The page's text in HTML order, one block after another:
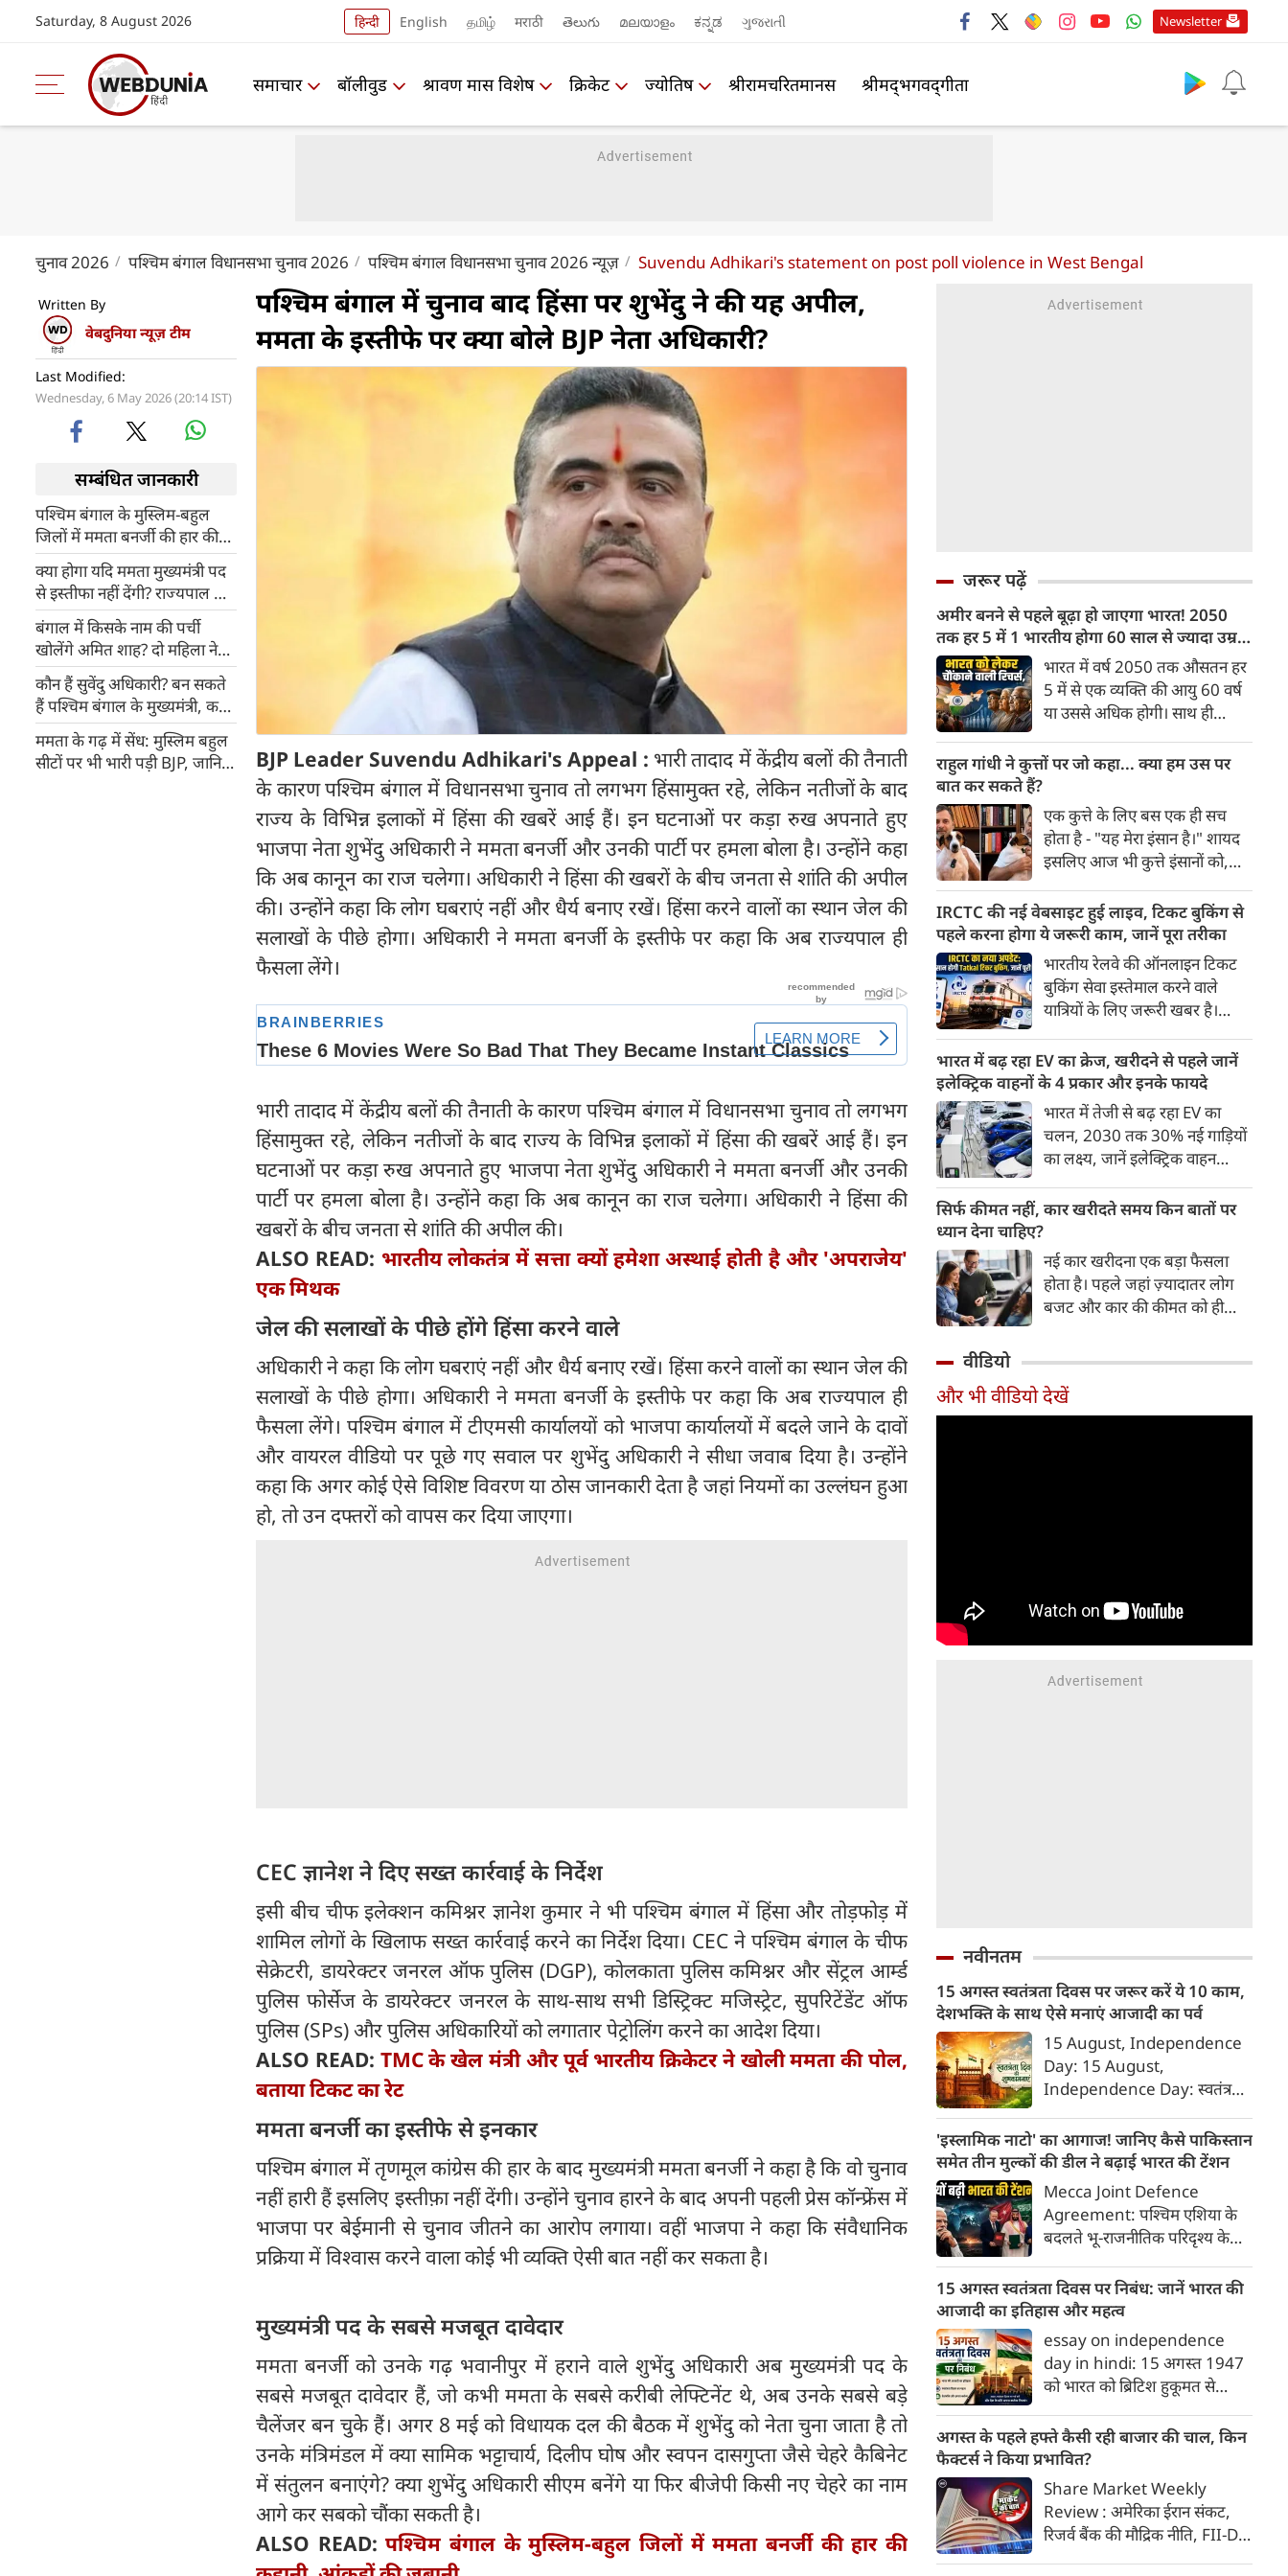
Saturday, 8 August 2026 हिन्दी English தமிழ் मराठी తెలుగు മലയാളം ಕನ್ನಡ ગુજરાતી Newsletter
समाचार बॉलीवुड श्रावण मास विशेष क्रिकेट ज्योतिष श्रीरामचरितमानस श्रीमद्‍भगवद्‍गीता
चुनाव 2026 पश्चिम बंगाल विधानसभा चुनाव 2026 पश्चिम बंगाल विधानसभा चुनाव 2026 न्यूज़ Suvendu Adhikari's statement on post poll violence in West Bengal
Written By
वेबदुनिया न्यूज़ टीम
Last Modified:
Wednesday, 6 May 2026 (20:14 IST)
सम्बंधित जानकारी
पश्चिम बंगाल के मुस्लिम-बहुल
जिलों में ममता बनर्जी की हार की
कहानी, आंकड़ों की जुबानी
क्या होगा यदि ममता मुख्‍यमंत्री पद
से इस्तीफा नहीं देंगी? राज्यपाल के
पास हैं ये खास अधिकार
बंगाल में किसके नाम की पर्ची
खोलेंगे अमित शाह? दो महिला नेता
भी मुख्‍यमंत्री पद की दौड़ में
कौन हैं सुवेंदु अधिकारी? बन सकते
हैं पश्चिम बंगाल के मुख्‍यमंत्री, कहा
जाता है बंगाल का योगी
ममता के गढ़ में सेंध: मुस्लिम बहुल
सीटों पर भी भारी पड़ी BJP, जानिए
पश्चिम बंगाल में चुनाव बाद हिंसा पर शुभेंदु ने की यह अपील,
ममता के इस्‍तीफे पर क्‍या बोले BJP नेता अधिकारी?
BJP Leader Suvendu Adhikari's Appeal : भारी तादाद में केंद्रीय बलों की तैनाती
के कारण पश्चिम बंगाल में विधानसभा चुनाव तो लगभग हिंसामुक्त रहे, लेकिन नतीजों के बाद
राज्य के विभिन्न इलाकों में हिंसा की खबरें आई हैं। इन घटनाओं पर कड़ा रुख अपनाते हुए
भाजपा नेता शुभेंदु अधिकारी ने ममता बनर्जी और उनकी पार्टी पर हमला बोला है। उन्होंने कहा
कि अब कानून का राज चलेगा। अधिकारी ने हिंसा की खबरों के बीच जनता से शांति की अपील
की। उन्होंने कहा कि लोग घबराएं नहीं और धैर्य बनाए रखें। हिंसा करने वालों का स्थान जेल की
सलाखों के पीछे होगा। अधिकारी ने ममता बनर्जी के इस्तीफे पर कहा कि अब राज्यपाल ही
फैसला लेंगे।
भारी तादाद में केंद्रीय बलों की तैनाती के कारण पश्चिम बंगाल में विधानसभा चुनाव तो लगभग
हिंसामुक्त रहे, लेकिन नतीजों के बाद राज्य के विभिन्न इलाकों में हिंसा की खबरें आई हैं। इन
घटनाओं पर कड़ा रुख अपनाते हुए भाजपा नेता शुभेंदु अधिकारी ने ममता बनर्जी और उनकी
पार्टी पर हमला बोला है। उन्होंने कहा कि अब कानून का राज चलेगा। अधिकारी ने हिंसा की
खबरों के बीच जनता से शांति की अपील की।
ALSO READ: भारतीय लोकतंत्र में सत्ता क्यों हमेशा अस्थाई होती है और 'अपराजेय'
एक मिथक
जेल की सलाखों के पीछे होंगे हिंसा करने वाले
अधिकारी ने कहा कि लोग घबराएं नहीं और धैर्य बनाए रखें। हिंसा करने वालों का स्थान जेल की
सलाखों के पीछे होगा। अधिकारी ने ममता बनर्जी के इस्तीफे पर कहा कि अब राज्यपाल ही
फैसला लेंगे। पश्चिम बंगाल में टीएमसी कार्यालयों को भाजपा कार्यालयों में बदले जाने के दावों
और वायरल वीडियो पर पूछे गए सवाल पर शुभेंदु अधिकारी ने सीधा जवाब दिया है। उन्होंने
कहा कि अगर कोई ऐसे विशिष्ट विवरण या ठोस जानकारी देता है जहां नियमों का उल्लंघन हुआ
हो, तो उन दफ्तरों को वापस कर दिया जाएगा।
CEC ज्ञानेश ने दिए सख्त कार्रवाई के निर्देश
इसी बीच चीफ इलेक्शन कमिश्नर ज्ञानेश कुमार ने भी पश्चिम बंगाल में हिंसा और तोड़फोड़ में
शामिल लोगों के खिलाफ सख्त कार्रवाई करने का निर्देश दिया। CEC ने पश्चिम बंगाल के चीफ
सेक्रेटरी, डायरेक्टर जनरल ऑफ पुलिस (DGP), कोलकाता पुलिस कमिश्नर और सेंट्रल आर्म्ड
पुलिस फोर्सेज के डायरेक्टर जनरल के साथ-साथ सभी डिस्ट्रिक्ट मजिस्ट्रेट, सुपरिटेंडेंट ऑफ
पुलिस (SPs) और पुलिस अधिकारियों को लगातार पेट्रोलिंग करने का आदेश दिया।
ALSO READ: TMC के खेल मंत्री और पूर्व भारतीय क्रिकेटर ने खोली ममता की पोल,
बताया टिकट का रेट
ममता बनर्जी का इस्‍तीफे से इनकार
पश्चिम बंगाल में तृणमूल कांग्रेस की हार के बाद मुख्यमंत्री ममता बनर्जी ने कहा है कि वो चुनाव
नहीं हारी हैं इसलिए इस्तीफ़ा नहीं देंगी। उन्होंने चुनाव हारने के बाद अपनी पहली प्रेस कॉन्फ्रेंस में
भाजपा पर बेईमानी से चुनाव जीतने का आरोप लगाया। वहीं भाजपा ने कहा कि संवैधानिक
प्रक्रिया में विश्वास करने वाला कोई भी व्यक्ति ऐसी बात नहीं कर सकता है।
मुख्यमंत्री पद के सबसे मजबूत दावेदार
ममता बनर्जी को उनके गढ़ भवानीपुर में हराने वाले शुभेंदु अधिकारी अब मुख्यमंत्री पद के
सबसे मजबूत दावेदार हैं, जो कभी ममता के सबसे करीबी लेफ्टिनेंट थे, अब उनके सबसे बड़े
चैलेंजर बन चुके हैं। अगर 8 मई को विधायक दल की बैठक में शुभेंदु को नेता चुना जाता है तो
उनके मंत्रिमंडल में क्या सामिक भट्टाचार्य, दिलीप घोष और स्वपन दासगुप्ता जैसे चेहरे कैबिनेट
में संतुलन बनाएंगे? क्या शुभेंदु अधिकारी सीएम बनेंगे या फिर बीजेपी किसी नए चेहरे का नाम
आगे कर सबको चौंका सकती है।
ALSO READ:पश्चिम बंगाल के मुस्लिम-बहुल जिलों में ममता बनर्जी की हार की
जरूर पढ़ें
अमीर बनने से पहले बूढ़ा हो जाएगा भारत! 2050
तक हर 5 में 1 भारतीय होगा 60 साल से ज्यादा उम्र
का
भारत में वर्ष 2050 तक औसतन हर
5 में से एक व्यक्ति की आयु 60 वर्ष
या उससे अधिक होगी। साथ ही
भारत में रहेंगे। ‘ट्रांसफॉर्म रूरल
अनुसार भारत विकसित देशों के
विपरीत समृद्ध बनने से पहले ही वृद्ध
होती आबादी वाले देश की श्रेणी में
पहुंच रहा है।
राहुल गांधी ने कुत्तों पर जो कहा... क्या हम उस पर
बात कर सकते हैं?
एक कुत्ते के लिए बस एक ही सच
होता है - "यह मेरा इंसान है।" शायद
इसलिए आज भी कुत्ते इंसानों को,
भू-राजनीति से लेकर कृत्रिम
बुद्धिमत्ता, जलवायु परिवर्तन से लेकर
क्रिकेट तक हर विषय पर बहस कर
सकते हैं, तो उस जीव पर भी एक
गंभीर चर्चा बनती है जिसने किसी भी
सभ्यता से पहले इंसान का साथ चुना
था। दुर्भाग्य यह है कि आज कुत्तों के
बारे में हमारी राय पशु-चिकित्सकों,
व्यवहार वैज्ञानिकों या विशेषज्ञों से
कम... और व्हाट्सऐप यूनिवर्सिटी से
ज़्यादा बनती है।
IRCTC की नई वेबसाइट हुई लाइव, टिकट बुकिंग से
पहले करना होगा ये जरूरी काम, जानें पूरा तरीका
भारतीय रेलवे की ऑनलाइन टिकट
बुकिंग सेवा इस्तेमाल करने वाले
यात्रियों के लिए जरूरी खबर है।
वेबसाइट का बीटा वर्जन लॉन्च कर
दिया है। करीब 24 साल पुराने
इंटरफेस के बाद वेबसाइट को नए
डिजाइन और कई नए फीचर्स के साथ
अपडेट किया गया है।
भारत में बढ़ रहा EV का क्रेज, खरीदने से पहले जानें
इलेक्ट्रिक वाहनों के 4 प्रकार और इनके फायदे
भारत में तेजी से बढ़ रहा EV का
चलन, 2030 तक 30% नई गाड़ियों
का लक्ष्य, जानें इलेक्ट्रिक वाहन
200 अरब रुपए का मौका
सिर्फ कीमत नहीं, कार खरीदते समय किन बातों पर
ध्यान देना चाहिए?
नई कार खरीदना एक बड़ा फैसला
होता है। पहले जहां ज़्यादातर लोग
बजट और कार की कीमत को ही
खरीदते समय किन बातों पर ध्यान
देना चाहिए।
वीडियो
और भी वीडियो देखें
नवीनतम
15 अगस्त स्वतंत्रता दिवस पर जरूर करें ये 10 काम,
देशभक्ति के साथ ऐसे मनाएं आजादी का पर्व
15 August, Independence
Day: 15 August,
Independence Day: स्वतंत्रता
अवकाश नहीं, बल्कि उन शहीदों को
याद करने और उनके बलिदान का
सम्मान करने का दिन है, जिन्होंने हमें
यह आजादी दी। इस दिन को सार्थक
बनाने के लिए हमें कुछ खास कार्य
जरूर करने चाहिए, जिससे हमारे
अंदर राष्ट्रभक्ति की भावना और भी
गहरी हो सके।
'इस्लामिक नाटो' का आगाज! जानिए कैसे पाकिस्तान
समेत तीन मुल्कों की डील ने बढ़ाई भारत की टेंशन
Mecca Joint Defence
Agreement: पश्चिम एशिया के
बदलते भू-राजनीतिक परिदृश्य के
अरब ने एक ऐतिहासिक और
रणनीतिक 'मक्का संयुक्त रक्षा
समझौते' (Mecca Joint
Defence Agreement) पर
हस्ताक्षर किए हैं।
15 अगस्त स्वतंत्रता दिवस पर निबंध: जानें भारत की
आजादी का इतिहास और महत्व
essay on independence
day in hindi: 15 अगस्त 1947
को भारत को ब्रिटिश हुकूमत से
दिन जहाँ स्वतंत्रता का उल्लास लेकर
आया, वहीं देशवासियों को विभाजन
के गहरे जख्म और दर्द का भी सामना
करना पड़ा। इस दर्द के बावजूद,
भारतीयों ने अपने अतीत को भुलाकर
एक नए भारत के निर्माण का संकल्प
लिया और वैश्विक पटल पर देश की
अगस्त के पहले हफ्ते कैसी रही बाजार की चाल, किन
फैक्टर्स ने किया प्रभावित?
Share Market Weekly
Review : अमेरिका ईरान संकट,
रिजर्व बैंक की मौद्रिक नीति, FII-DII